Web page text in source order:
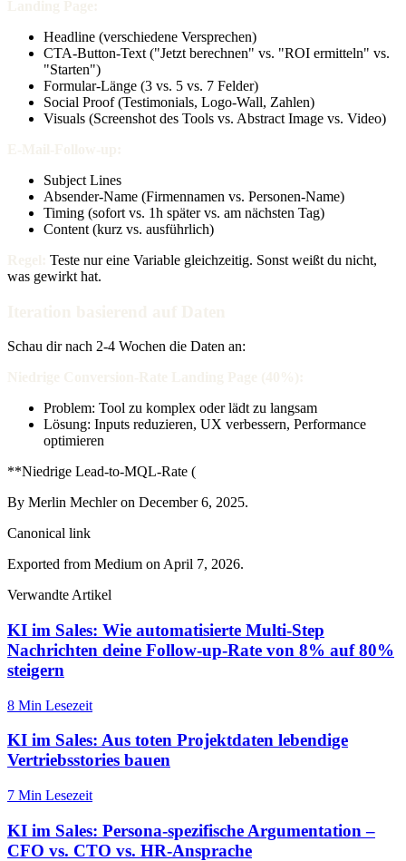
Headline (verschiedene Versprechen)
CTA-Button-Text ("Jetzt berechnen" vs. "ROI ermitteln" vs.
"Starten")
Formular-Länge (3 vs. 5 vs. 7 Felder)
Social Proof (Testimonials, Logo-Wall, Zahlen)
Visuals (Screenshot des Tools vs. Abstract Image vs. Video)
Subject Lines
Absender-Name (Firmennamen vs. Personen-Name)
Timing (sofort vs. 1h später vs. am nächsten Tag)
Content (kurz vs. ausführlich)
Teste nur eine Variable gleichzeitig. Sonst weißt du nicht,
was gewirkt hat.
Schau dir nach 2-4 Wochen die Daten an:
Problem: Tool zu komplex oder lädt zu langsam
Lösung: Inputs reduzieren, UX verbessern, Performance
optimieren
**Niedrige Lead-to-MQL-Rate (
By Merlin Mechler on December 6, 2025.
Canonical link
Exported from Medium on April 7, 2026.
Verwandte Artikel
KI im Sales: Wie automatisierte Multi-Step
Nachrichten deine Follow-up-Rate von 8% auf 80%
steigern
8 Min Lesezeit
KI im Sales: Aus toten Projektdaten lebendige
Vertriebsstories bauen
7 Min Lesezeit
KI im Sales: Persona-spezifische Argumentation –
CFO vs. CTO vs. HR-Ansprache